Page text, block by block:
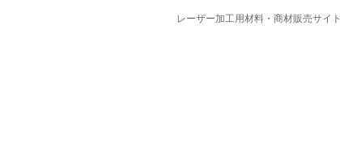
レーザー加工用材料・商材販売サイト